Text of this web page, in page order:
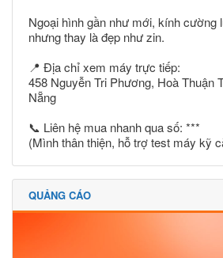
Ngoại hình gần như mới, kính cường
nhưng thay là đẹp như zin.
📍 Địa chỉ xem máy trực tiếp:
458 Nguyễn Tri Phương, Hoà Thuận
Nẵng
📞 Liên hệ mua nhanh qua số: ***
(Mình thân thiện, hỗ trợ test máy kỹ
QUẢNG CÁO